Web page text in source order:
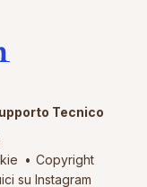
Tecnico
Copyright
su Instagram